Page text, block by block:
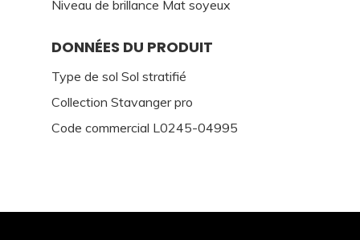
Niveau de brillance Mat soyeux
DONNÉES DU PRODUIT
Type de sol Sol stratifié
Collection Stavanger pro
Code commercial L0245-04995